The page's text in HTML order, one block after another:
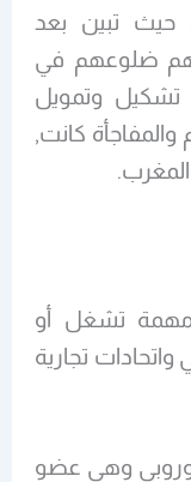
حيث تبين بعد
ضلوعهم في
وتمويل
كانت,
مهمة تشغل أو
تجارية
وهي عضو